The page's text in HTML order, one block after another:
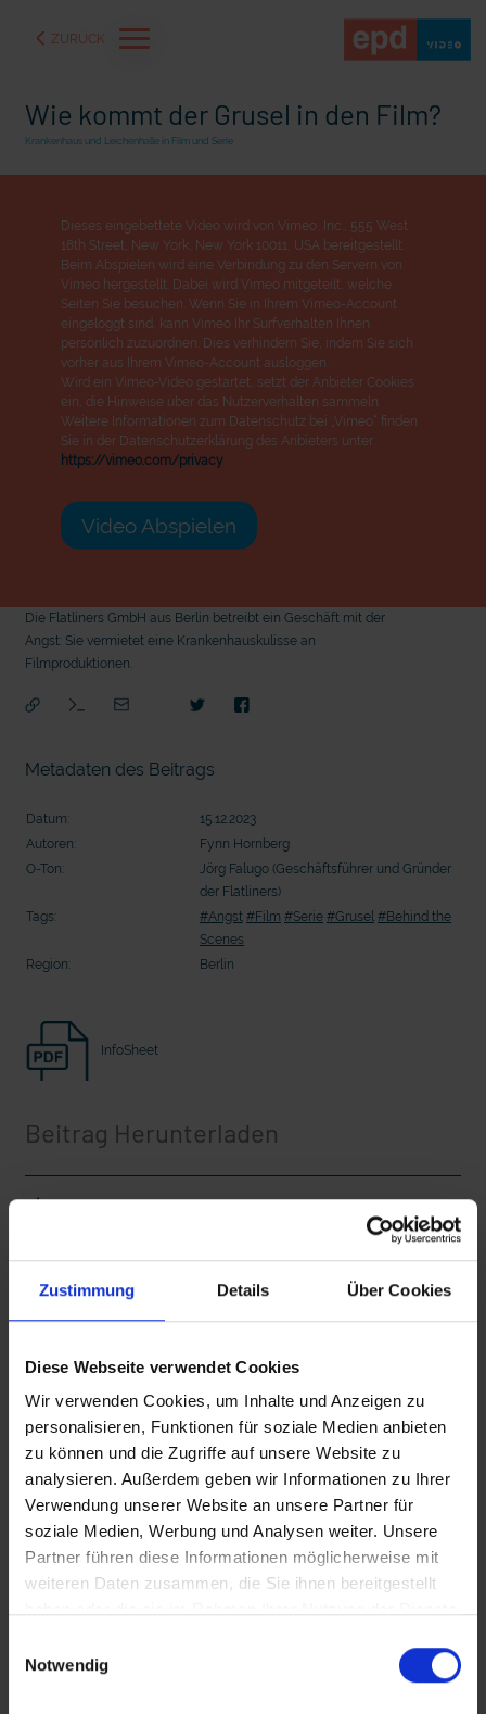
Zustimmung Details Über Cookies
Diese Webseite verwendet Cookies
Wir verwenden Cookies, um Inhalte und Anzeigen zu
personalisieren, Funktionen für soziale Medien anbieten
zu können und die Zugriffe auf unsere Website zu
analysieren. Außerdem geben wir Informationen zu Ihrer
Verwendung unserer Website an unsere Partner für
soziale Medien, Werbung und Analysen weiter. Unsere
Partner führen diese Informationen möglicherweise mit
weiteren Daten zusammen, die Sie ihnen bereitgestellt
Notwendig
ZURÜCK
oder "Deppen der "Wir bauen Cherson wieder auf" - Optimismus in der
mit epd Text
epd erklärt: Tag der Arbeit
Wie kommt der Grusel in den Film?
Krankenhaus und Leichenhalle in Film und Serie
Dieses eingebettete Video wird von Vimeo, Inc., 555 West
18th Street, New York, New York 10011, USA bereitgestellt.
Beim Abspielen wird eine Verbindung zu den Servern von
Vimeo hergestellt. Dabei wird Vimeo mitgeteilt, welche
Seiten Sie besuchen. Wenn Sie in Ihrem Vimeo-Account
eingeloggt sind, kann Vimeo Ihr Surfverhalten Ihnen
persönlich zuzuordnen. Dies verhindern Sie, indem Sie sich
vorher aus Ihrem Vimeo-Account ausloggen.
Wird ein Vimeo-Video gestartet, setzt der Anbieter Cookies
ein, die Hinweise über das Nutzerverhalten sammeln.
Weitere Informationen zum Datenschutz bei „Vimeo“ finden
Sie in der Datenschutzerklärung des Anbieters unter:
https://vimeo.com/privacy
Video Abspielen
Die Flatliners GmbH aus Berlin betreibt ein Geschäft mit der
Angst: Sie vermietet eine Krankenhauskulisse an
Filmproduktionen.
Metadaten des Beitrags
Datum:
15.12.2023
Autoren:
Fynn Hornberg
O-Ton:
Jörg Falugo (Geschäftsführer und Gründer
der Flatliners)
Tags:
#Angst #Film #Serie #Grusel #Behind the
Scenes
Region:
Berlin
InfoSheet
Beitrag Herunterladen
Zusätzliches Material
Bilder